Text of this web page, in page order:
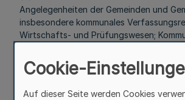
Angelegenheiten der Gemeinden und
insbesondere kommunales
Wirtschafts- und Prüfungswesen;
dem Finanzministerium;
dem Finanzministerium; Staatsaufsicht
Cookie-
Auf dieser Seite werden Cookies